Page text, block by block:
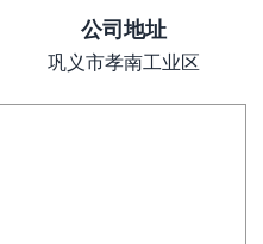
公司地址
巩义市孝南工业区